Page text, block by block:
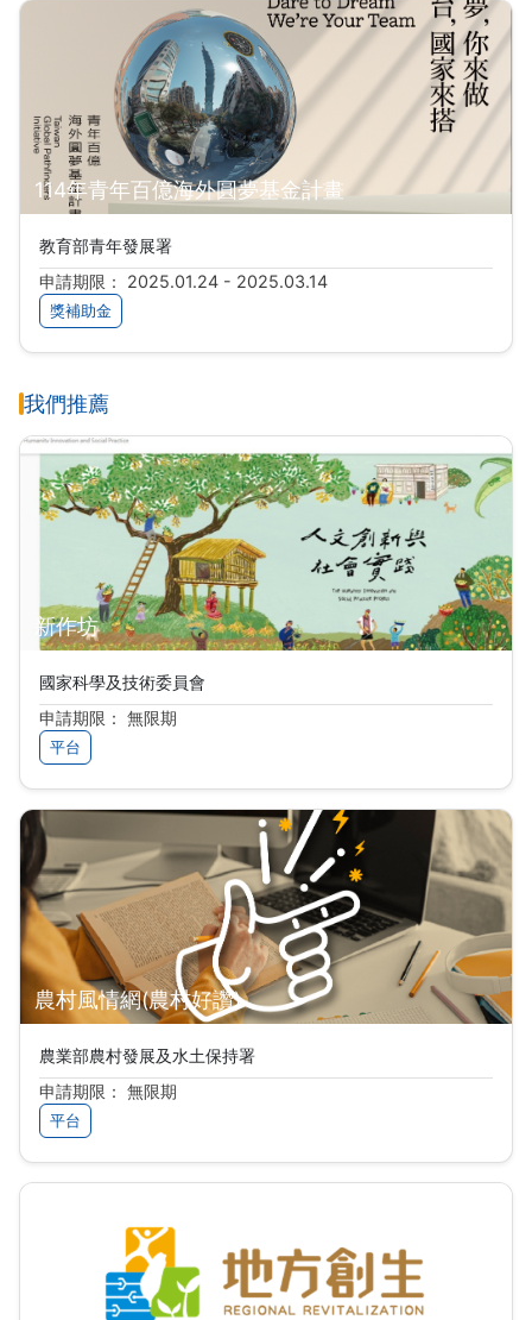
114年青年百億海外圓夢基金計畫
教育部青年發展署
申請期限： 2025.01.24 - 2025.03.14
獎補助金
我們推薦
新作坊
國家科學及技術委員會
申請期限： 無限期
平台
農村風情網(農村好讚)
農業部農村發展及水土保持署
申請期限： 無限期
平台